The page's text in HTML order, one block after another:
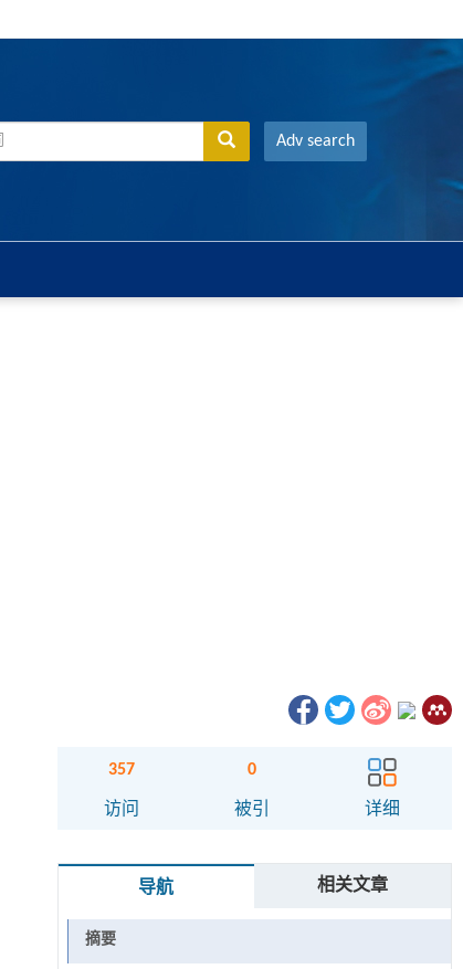
Adv search
357
访问
0
被引 详细
导航 相关文章
摘要